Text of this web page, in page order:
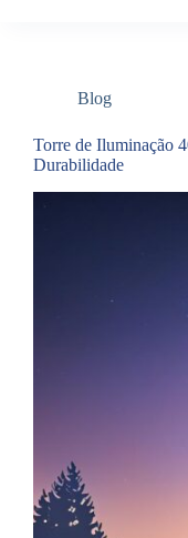
Blog
Torre de Iluminação
Durabilidade